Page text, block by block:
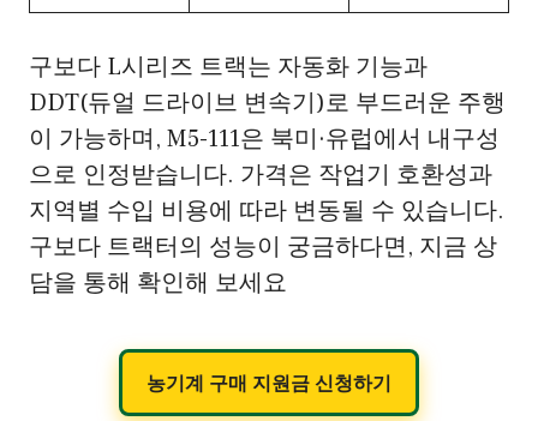
구보다 L시리즈 트랙는 자동화 기능과
DDT(듀얼 드라이브 변속기)로 부드러운 주행
이 가능하며, M5-111은 북미·유럽에서 내구성
으로 인정받습니다. 가격은 작업기 호환성과
지역별 수입 비용에 따라 변동될 수 있습니다.
구보다 트랙터의 성능이 궁금하다면, 지금 상
담을 통해 확인해 보세요
농기계 구매 지원금 신청하기